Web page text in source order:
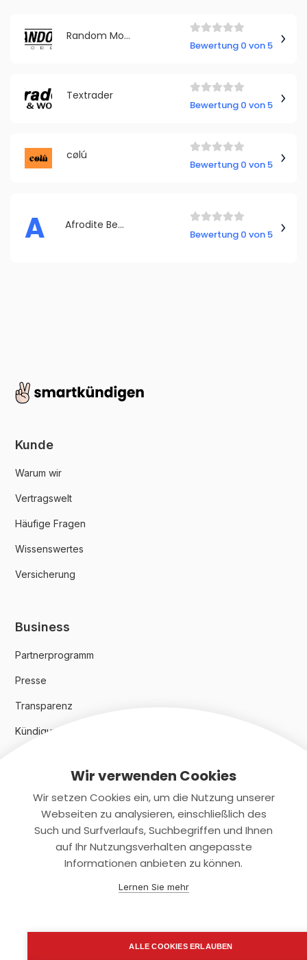
Random Mode
Bewertung 0 von 5
Textrader
Bewertung 0 von 5
cølú
Bewertung 0 von 5
A Afrodite Beauty Fashion Lounge
Bewertung 0 von 5
Kunde
Warum wir
Vertragswelt
Häufige Fragen
Wissenswertes
Versicherung
Business
Partnerprogramm
Presse
Transparenz
Kündigungsindex 2024
Rechtliches
Datenschutz
Wir verwenden Cookies
Wir setzen Cookies ein, um die Nutzung unserer
Webseiten zu analysieren, einschließlich des
Such und Surfverlaufs, Suchbegriffen und Ihnen
auf Ihr Nutzungsverhalten angepasste
Informationen anbieten zu können.
Lernen Sie mehr
ALLE COOKIES ERLAUBEN